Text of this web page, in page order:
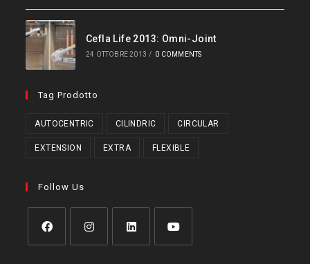
Cefla Life 2013: Omni-Joint
24 OTTOBRE 2013 / 0 COMMENTS
Tag Prodotto
AUTOCENTRIC CILINDRIC CIRCULAR
EXTENSION EXTRA FLEXIBLE
Follow Us